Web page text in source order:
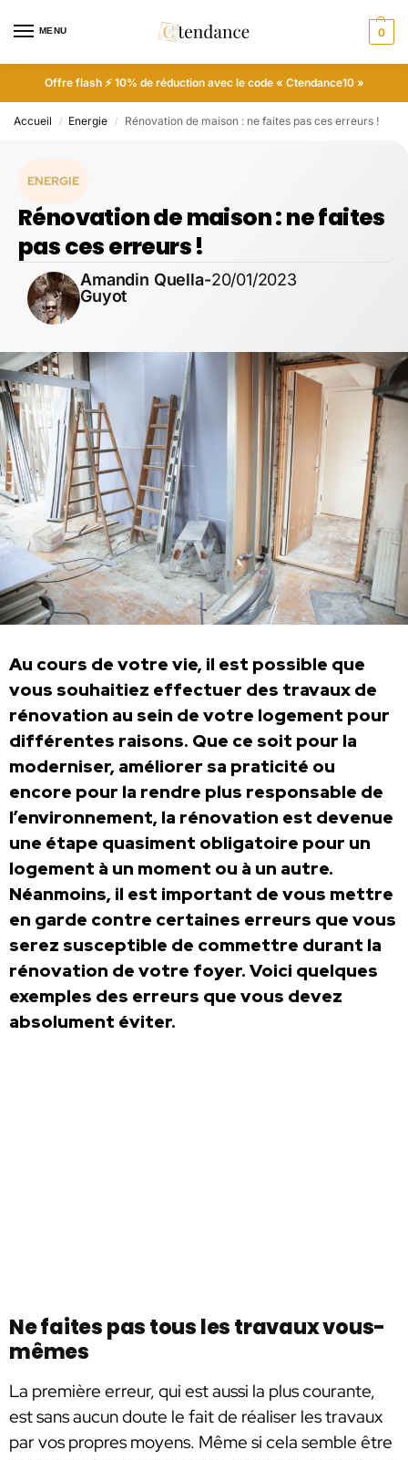
MENU 0
Offre flash ⚡ 10% de réduction avec le code « Ctendance10 »
Accueil / Energie / Rénovation de maison : ne faites pas ces erreurs !
ENERGIE
Rénovation de maison : ne faites
pas ces erreurs !
Amandin Quella-
Guyot
20/01/2023
Au cours de votre vie, il est possible que
vous souhaitiez effectuer des travaux de
rénovation au sein de votre logement pour
différentes raisons. Que ce soit pour la
moderniser, améliorer sa praticité ou
encore pour la rendre plus responsable de
l’environnement, la rénovation est devenue
une étape quasiment obligatoire pour un
logement à un moment ou à un autre.
Néanmoins, il est important de vous mettre
en garde contre certaines erreurs que vous
serez susceptible de commettre durant la
rénovation de votre foyer. Voici quelques
exemples des erreurs que vous devez
absolument éviter.
Ne faites pas tous les travaux vous-
mêmes
La première erreur, qui est aussi la plus courante,
est sans aucun doute le fait de réaliser les travaux
par vos propres moyens. Même si cela semble être